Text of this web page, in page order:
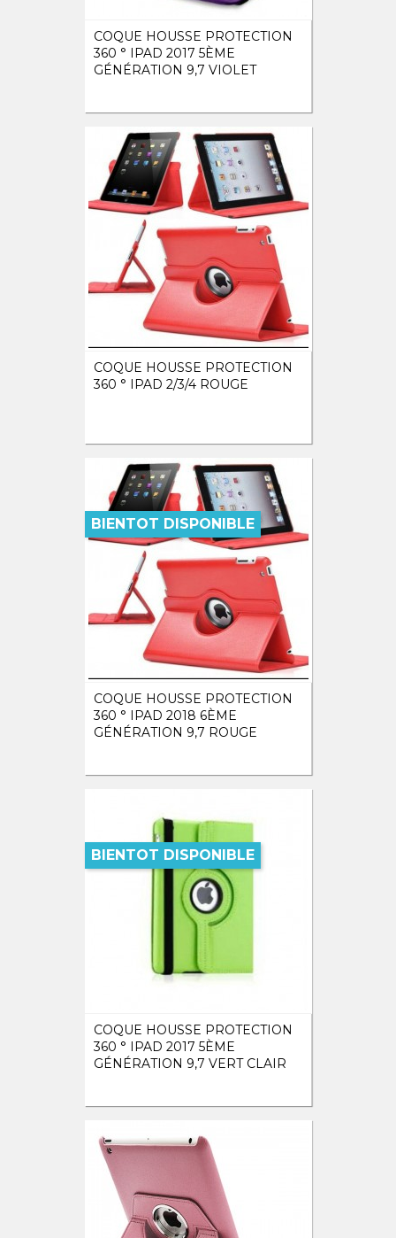
COQUE HOUSSE PROTECTION
360 ° IPAD 2017 5ÈME
GÉNÉRATION 9,7 VIOLET
COQUE HOUSSE PROTECTION
360 ° IPAD 2/3/4 ROUGE
COQUE HOUSSE PROTECTION
360 ° IPAD 2018 6ÈME
GÉNÉRATION 9,7 ROUGE
BIENTOT DISPONIBLE
COQUE HOUSSE PROTECTION
360 ° IPAD 2017 5ÈME
GÉNÉRATION 9,7 VERT CLAIR
BIENTOT DISPONIBLE